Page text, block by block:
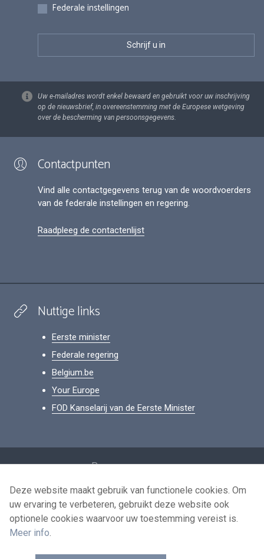
Federale instellingen
Uw e-mailadres wordt enkel bewaard en gebruikt voor uw inschrijving
op de nieuwsbrief, in overeenstemming met de Europese wetgeving
over de bescherming van persoonsgegevens.
Contactpunten
Vind alle contactgegevens terug van de woordvoerders
van de federale instellingen en regering.
Raadpleeg de contactenlijst
Nuttige links
Eerste minister
Federale regering
Belgium.be
Your Europe
FOD Kanselarij van de Eerste Minister
Persoonsgegevens
Voorwaarden voor het hergebruik
Contacteer ons
Deze website maakt gebruik van functionele cookies. Om
uw ervaring te verbeteren, gebruikt deze website ook
optionele cookies waarvoor uw toestemming vereist is.
Meer info.